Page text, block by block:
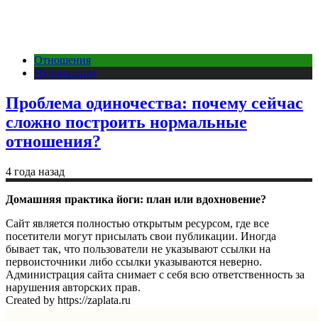
Отношения
Публикации
Проблема одиночества: почему сейчас
сложно построить нормальные
отношения?
4 года назад
Домашняя практика йоги: план или вдохновение?
Сайт является полностью открытым ресурсом, где все
посетители могут присылать свои публикации. Иногда
бывает так, что пользователи не указывают ссылки на
первоисточники либо ссылки указываются неверно.
Администрация сайта снимает с себя всю ответственность за
нарушения авторских прав.
Created by https://zaplata.ru